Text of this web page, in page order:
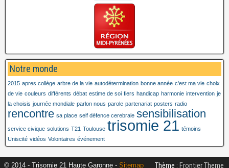
Notre monde
2015 apres collège arbre de la vie autodétermination bonne année c'est ma vie choix
de vie couleurs différents débat estime de soi fiers handicap harmonie intervention je
la choisis journée mondiale parlon nous parole partenariat posters radio
rencontre sa place self défence cerebrale sensibilisation
service civique solutions T21 Toulouse trisomie 21 témoins
Uniscité vidéos Volontaires événement
© 2014 - Trisomie 21 Haute Garonne - Sitemap Thème : Frontier Theme